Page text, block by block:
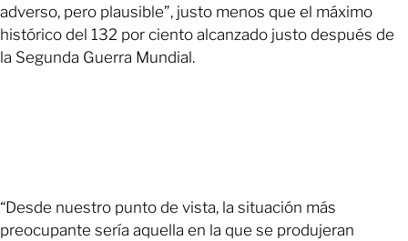
adverso, pero plausible”, justo menos que el máximo
histórico del 132 por ciento alcanzado justo después de
la Segunda Guerra Mundial.
“Desde nuestro punto de vista, la situación más
preocupante sería aquella en la que se produjeran